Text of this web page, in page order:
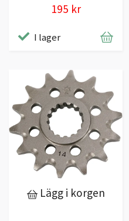
195 kr
I lager
Lägg i korgen